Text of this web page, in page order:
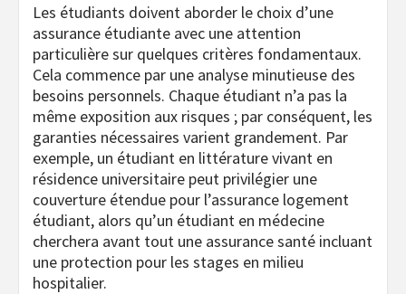
Les étudiants doivent aborder le choix d’une
assurance étudiante avec une attention
particulière sur quelques critères fondamentaux.
Cela commence par une analyse minutieuse des
besoins personnels. Chaque étudiant n’a pas la
même exposition aux risques ; par conséquent, les
garanties nécessaires varient grandement. Par
exemple, un étudiant en littérature vivant en
résidence universitaire peut privilégier une
couverture étendue pour l’assurance logement
étudiant, alors qu’un étudiant en médecine
cherchera avant tout une assurance santé incluant
une protection pour les stages en milieu
hospitalier.